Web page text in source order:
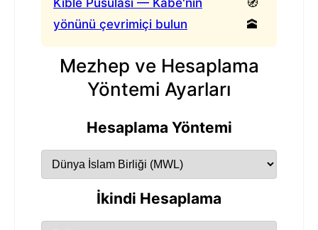
Kıble Pusulası — Kâbe'nin
yönünü çevrimiçi bulun
🧭
🕋
Mezhep ve Hesaplama
Yöntemi Ayarları
Hesaplama Yöntemi
İkindi Hesaplama